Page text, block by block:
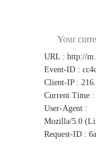
Your
URL : http://
Event-ID :
Client-IP :
Current Time :
User-Agent :
Mozilla/5.0
Request-ID :